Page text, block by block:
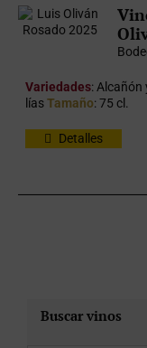
Variedades:
líasTamaño: 75 cl.
Detalles
Buscar vinos